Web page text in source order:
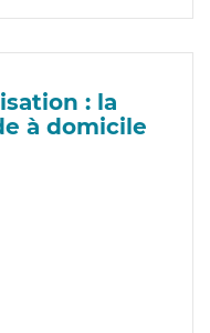
: la
à domicile